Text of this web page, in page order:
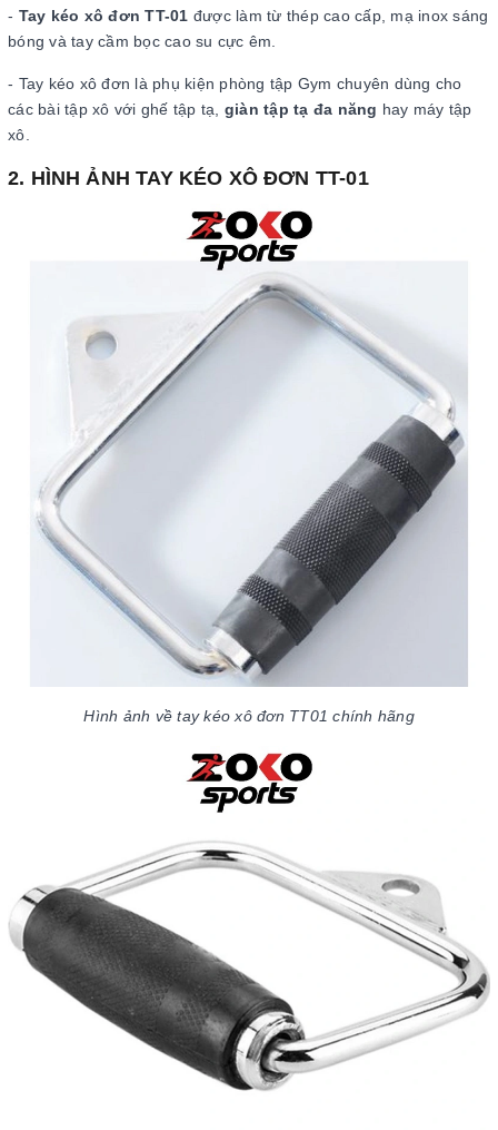
- Tay kéo xô đơn TT-01 được làm từ thép cao cấp, mạ inox sáng
bóng và tay cầm bọc cao su cực êm.
- Tay kéo xô đơn là phụ kiện phòng tập Gym chuyên dùng cho
các bài tập xô với ghế tập tạ, giàn tập tạ đa năng hay máy tập
xô.
2. HÌNH ẢNH TAY KÉO XÔ ĐƠN TT-01
Hình ảnh về tay kéo xô đơn TT01 chính hãng